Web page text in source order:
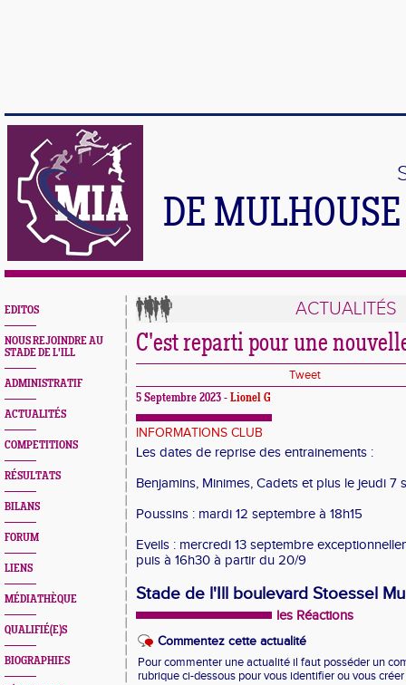
DE
EDITOS
NOUS REJOINDRE AU
STADE DE L'ILL
ADMINISTRATIF
ACTUALITÉS
COMPETITIONS
RÉSULTATS
BILANS
FORUM
LIENS
MÉDIATHÈQUE
QUALIFIÉ(E)S
BIOGRAPHIES
ACTUALITÉS
C'est reparti pour une
Tweet
5 Septembre 2023 - Lionel G
INFORMATIONS CLUB
Les dates de reprise des entrainements :
Benjamins, Minimes, Cadets et plus le jeudi 7
Poussins : mardi 12 septembre à 18h15
Eveils : mercredi 13 septembre
puis à 16h30 à partir du 20/9
Stade de l'Ill boulevard Stoessel
les Réactions
Commentez cette actualité
Pour commenter une actualité il faut posséder un
rubrique ci-dessous pour vous identifier ou vous